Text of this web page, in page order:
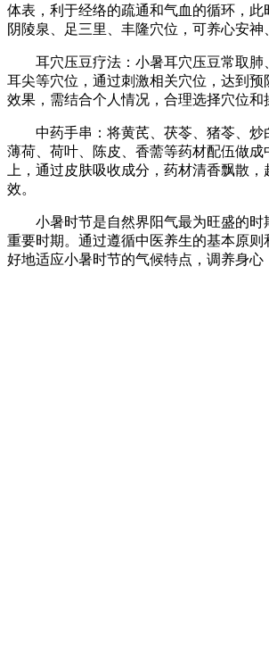
体表，利于经络的疏通和气血的循环，此
阴陵泉、足三里、丰隆穴位，可养心安神
耳穴压豆疗法：小暑耳穴压豆常取肺
耳尖等穴位，通过刺激相关穴位，达到预
效果，需结合个人情况，合理选择穴位和
中药手串：将黄芪、茯苓、猪苓、炒
薄荷、荷叶、陈皮、香薷等药材配伍做成
上，通过皮肤吸收成分，药材清香飘散
效。
小暑时节是自然界阳气最为旺盛的时
重要时期。通过遵循中医养生的基本原则
好地适应小暑时节的气候特点，调养身心